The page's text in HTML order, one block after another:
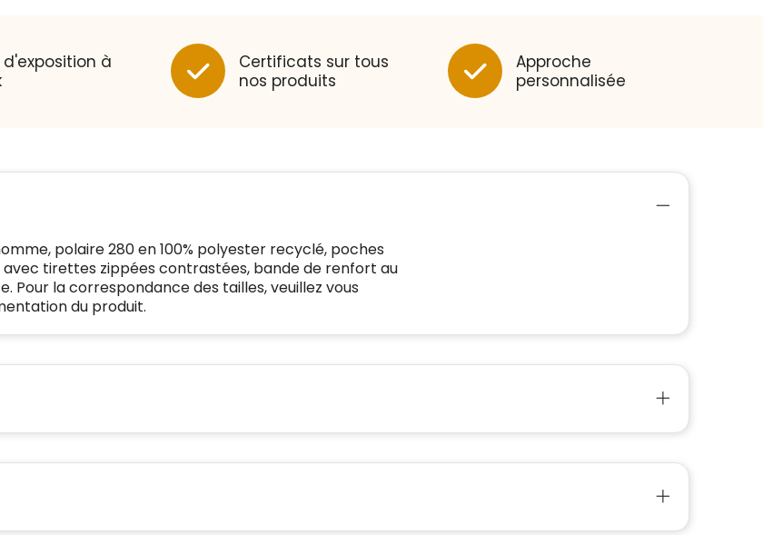
d'exposition à
Certificats sur tous
nos produits
Approche
personnalisée
polaire 280 en 100% polyester recyclé, poches
tirettes zippées contrastées, bande de renfort au
Pour la correspondance des tailles, veuillez vous
du produit.
Bedrijfsnaam Linkkado
starten:
22
certificaat
winkelen naar de certificaten
van Trustindex en koopt u met
Meer informatie